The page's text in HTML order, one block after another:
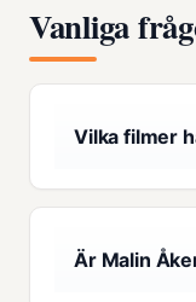
Vanliga
Vilka filmer
Är Malin